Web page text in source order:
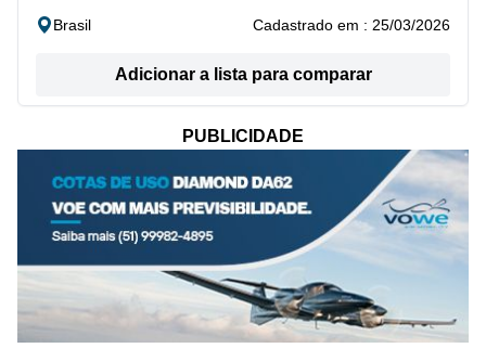
Brasil Cadastrado em : 25/03/2026
Adicionar a lista para comparar
PUBLICIDADE